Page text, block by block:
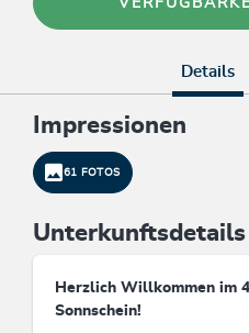
Details
Impressionen
61 FOTOS
Unterkunftsdetails
Herzlich Willkommen im
Sonnschein!